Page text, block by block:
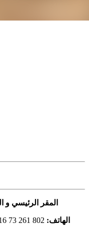
المقر الرئيسي و
73 261 802
:الهاتف